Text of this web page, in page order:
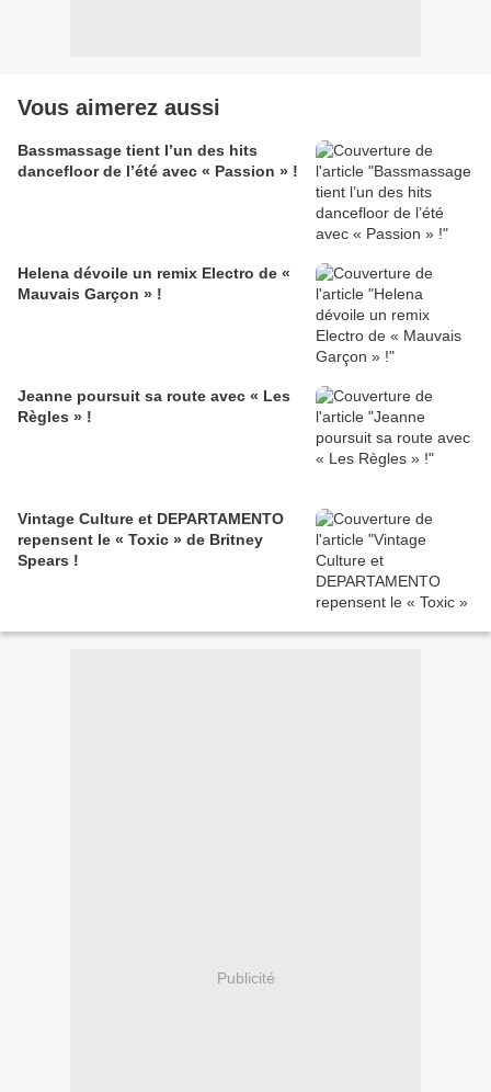
Vous aimerez aussi
Bassmassage tient l’un des hits
dancefloor de l’été avec « Passion » !
Helena dévoile un remix Electro de «
Mauvais Garçon » !
Jeanne poursuit sa route avec « Les
Règles » !
Vintage Culture et DEPARTAMENTO
repensent le « Toxic » de Britney
Spears !
Publicité